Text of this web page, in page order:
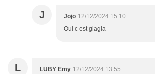
J Jojo 12/12/2024 15:10
Oui c est glagla
L LUBY Emy 12/12/2024 13:55